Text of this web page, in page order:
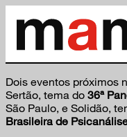
Dois eventos próximos
Sertão, tema do 36ª
São Paulo, e Solidão,
Brasileira de